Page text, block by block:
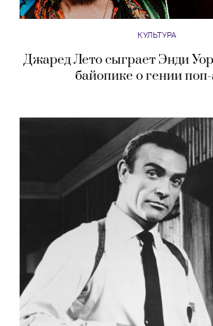
КУЛЬТУРА
Джаред Лето сыграет Энди
байопике о гении